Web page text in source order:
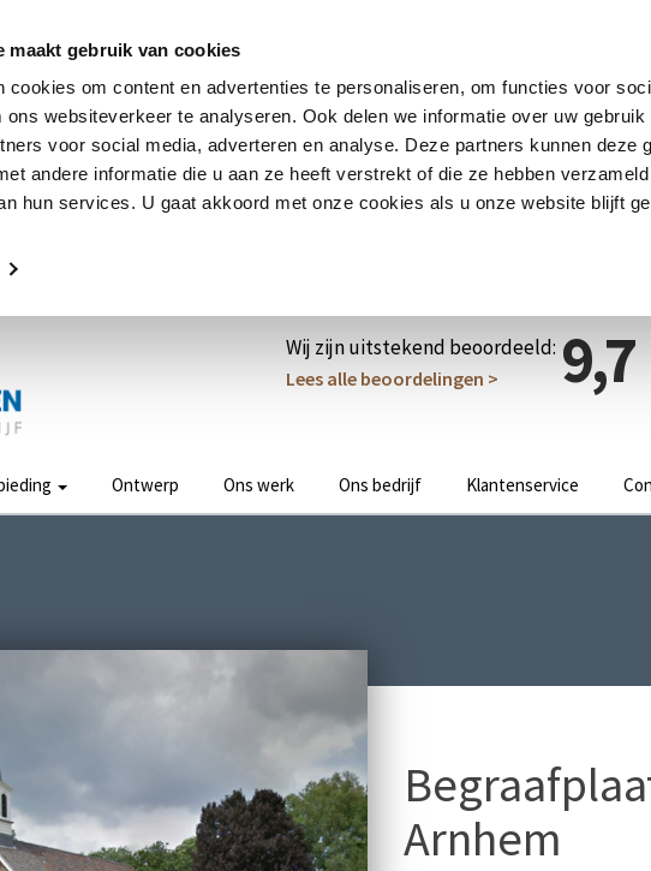
maakt gebruik van cookies
cookies om content en advertenties te personaliseren, om functies voor
ons websiteverkeer te analyseren. Ook delen we informatie over uw
voor social media, adverteren en analyse. Deze partners kunnen deze
andere informatie die u aan ze heeft verstrekt of die ze hebben
hun services. U gaat akkoord met onze cookies als u onze website blijft
Wij zijn uitstekend beoordeeld: 9,7
Lees alle beoordelingen >
Ontwerp Ons werk Ons bedrijf Klantenservice
Arnhem